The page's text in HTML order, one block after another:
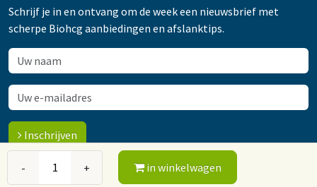
- + in winkelwagen
Schrijf je in en ontvang om de week een nieuwsbrief met
scherpe Biohcg aanbiedingen en afslanktips.
Inschrijven